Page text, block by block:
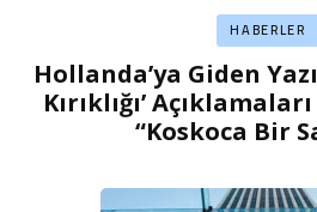
HABERLER
Hollanda’ya Giden
Kırıklığı’
“Koskoca Bir